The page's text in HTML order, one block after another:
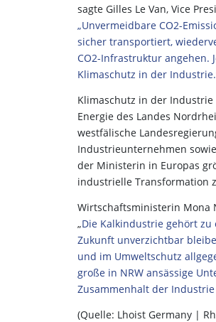
sagte Gilles Le Van, Vice
„Unvermeidbare CO2-
sicher transportiert,
CO2-Infrastruktur angehen.
Klimaschutz in der
Klimaschutz in der
Energie des Landes
westfälische
Industrieunternehmen
der Ministerin in Europas
industrielle Transformation
Wirtschaftsministerin Mona
„Die Kalkindustrie gehört
Zukunft unverzichtbar
und im Umweltschutz
große in NRW ansässige
Zusammenhalt der
(Quelle: Lhoist Germany |